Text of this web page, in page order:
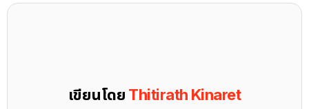
เขียนโดย Thitirath Kinaret